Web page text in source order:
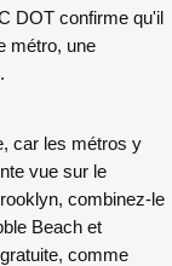
DOT confirme qu'il
métro, une
car les métros y
vue sur le
combinez-le
Beach et
comme